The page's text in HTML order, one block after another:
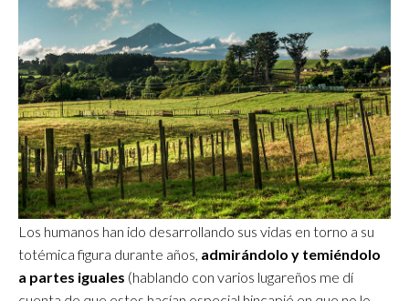
Los humanos han ido desarrollando sus vidas en torno a su
totémica figura durante años, admirándolo y temiéndolo
a partes iguales (hablando con varios lugareños me dí